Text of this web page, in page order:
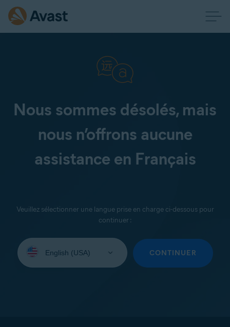
Nous sommes désolés, mais
nous n’offrons aucune
assistance en Français
Veuillez sélectionner une langue prise en charge ci-dessous pour
continuer :
une
CONTINUER